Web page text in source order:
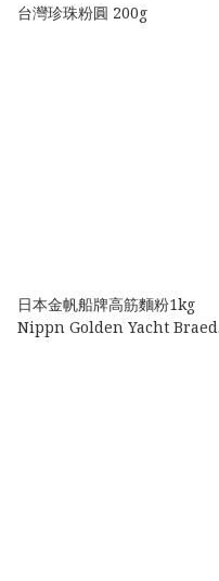
台灣珍珠粉圓 200g
日本金帆船牌高筋麵粉1kg
Nippn Golden Yacht Braed